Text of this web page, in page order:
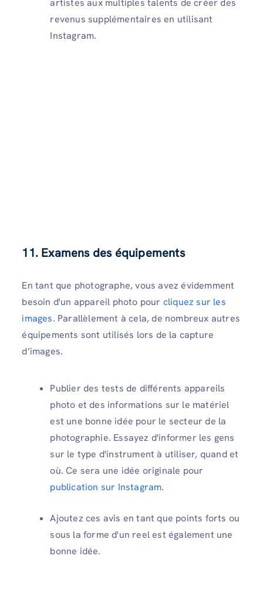
artistes aux multiples talents de créer des
revenus supplémentaires en utilisant
Instagram.
11. Examens des équipements
En tant que photographe, vous avez évidemment
besoin d'un appareil photo pour cliquez sur les
images. Parallèlement à cela, de nombreux autres
équipements sont utilisés lors de la capture
d’images.
Publier des tests de différents appareils
photo et des informations sur le matériel
est une bonne idée pour le secteur de la
photographie. Essayez d'informer les gens
sur le type d'instrument à utiliser, quand et
où. Ce sera une idée originale pour
publication sur Instagram.
Ajoutez ces avis en tant que points forts ou
sous la forme d'un reel est également une
bonne idée.